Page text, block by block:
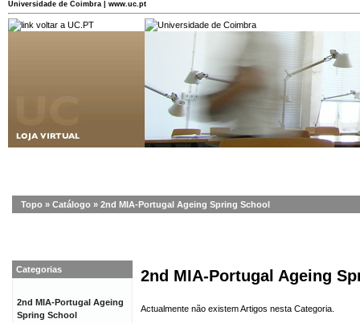
Universidade de Coimbra | www.uc.pt
Topo » Catálogo » 2nd MIA-Portugal Ageing Spring School
2nd MIA-Portugal Ageing
Actualmente não existem Artigos nesta Categoria.
Categorias
2nd MIA-Portugal Ageing
Spring School